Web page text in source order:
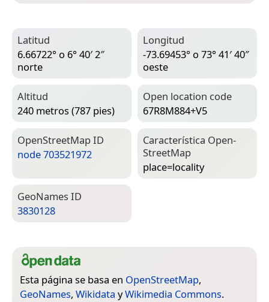
Latitud
6.66722° o 6° 40′ 2″
norte
Longitud
-73.69453° o 73° 41′ 40″
oeste
Altitud
240 metros (787 pies)
Open location code
67R8M884+V5
Open­Street­Map ID
node 703521972
Característica Open­
Street­Map
place=­locality
Geo­Names ID
3830128
Esta página se basa en OpenStreetMap,
GeoNames, Wikidata yWikimedia Commons.